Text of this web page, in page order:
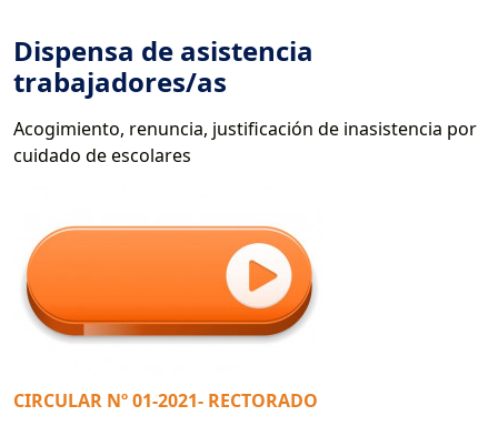
Dispensa de asistencia
trabajadores/as
Acogimiento, renuncia, justificación de inasistencia por
cuidado de escolares
CIRCULAR Nº 01-2021- RECTORADO